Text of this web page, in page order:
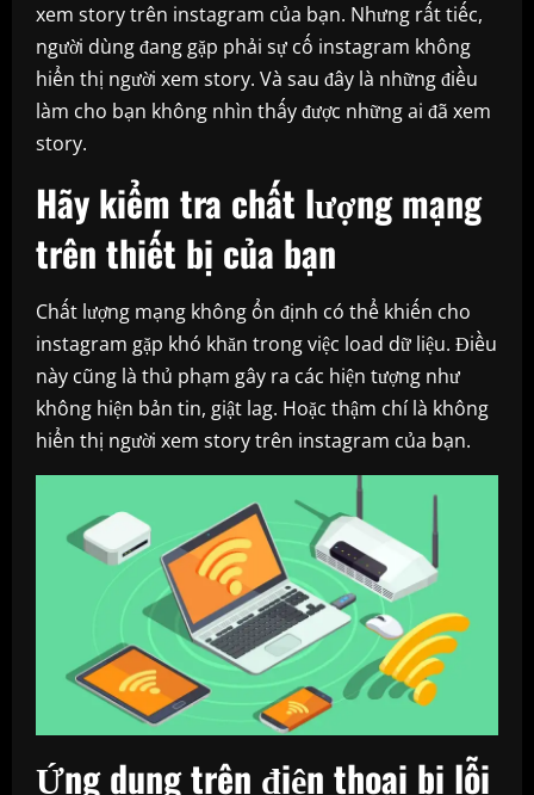
xem story trên instagram của bạn. Nhưng rất tiếc,
người dùng đang gặp phải sự cố instagram không
hiển thị người xem story. Và sau đây là những điều
làm cho bạn không nhìn thấy được những ai đã xem
story.
Hãy kiểm tra chất lượng mạng
trên thiết bị của bạn
Chất lượng mạng không ổn định có thể khiến cho
instagram gặp khó khăn trong việc load dữ liệu. Điều
này cũng là thủ phạm gây ra các hiện tượng như
không hiện bản tin, giật lag. Hoặc thậm chí là không
hiển thị người xem story trên instagram của bạn.
Ứng dụng trên điện thoại bị lỗi